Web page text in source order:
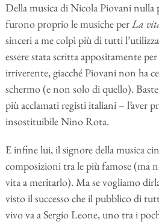
Della musica di Nicola Piovani
furono proprio le musiche perLa
sinceri a me colpì più di tutti
essere stata scritta appositamente
irriverente, giacché Piovani non ha
schermo (e non solo di quello).
più acclamati registi italiani – l’aver
insostituibile Nino Rota.
E infine lui, il signore della musica
composizioni tra le più famose (ma
vita a meritarlo). Ma se vogliamo
visto il successo che il pubblico di
vivo va a Sergio Leone, uno tra i